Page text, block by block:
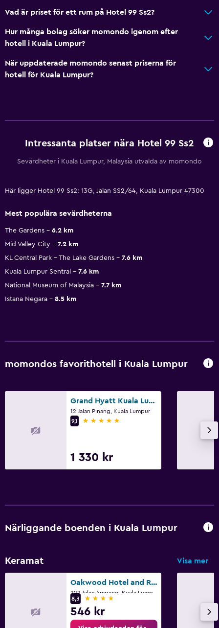
Vad är priset för ett rum på Hotel 99 Ss2?
Hur många bolag söker momondo igenom efter
hotell i Kuala Lumpur?
När uppdaterade momondo senast priserna för
hotell för Kuala Lumpur?
Intressanta platser nära Hotel 99 Ss2
Sevärdheter i Kuala Lumpur, Malaysia utvalda av momondo
Här ligger Hotel 99 Ss2: 13G, Jalan SS2/64, Kuala Lumpur 47300
Mest populära sevärdheterna
The Gardens
6.2 km
Mid Valley City
7.2 km
KL Central Park - The Lake Gardens
7.6 km
Kuala Lumpur Sentral
7.6 km
National Museum of Malaysia
7.7 km
Istana Negara
8.5 km
momondos favorithotell i Kuala Lumpur
Grand Hyatt Kuala Lumpur
12 Jalan Pinang, Kuala Lumpur
9,1
5 stjärnor
1 330 kr
Närliggande boenden i Kuala Lumpur
Keramat Visa mer
Oakwood Hotel and Residence Kuala Lumpur
8,3
4 stjärnor
546 kr